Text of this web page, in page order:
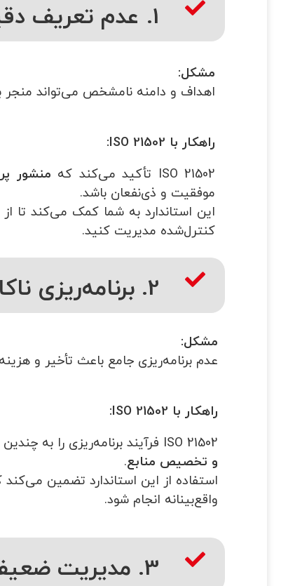
1. عدم تعریف دقیق اهداف و دامنه پروژه
مشکل:
اهداف و دامنه نامشخص می‌تواند منجر
راهکار با ISO 21502:
ISO 21502 تأکید می‌کند که
منشور
موفقیت و ذی‌نفعان باشد.
این استاندارد به شما کمک می‌کند تا
کنترل‌شده مدیریت کنید.
2. برنامه‌ریزی ناکافی
مشکل:
عدم برنامه‌ریزی جامع باعث تأخیر و
راهکار با ISO 21502:
ISO 21502 فرآیند برنامه‌ریزی را به چندین بخش کلیدی تقسیم می‌کند، از جمله
و تخصیص منابع.
استفاده از این استاندارد تضمین
واقع‌بینانه انجام شود.
3. مدیریت ضعیف ریسک‌ها